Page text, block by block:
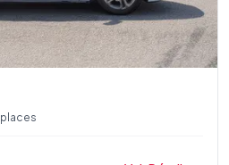
places